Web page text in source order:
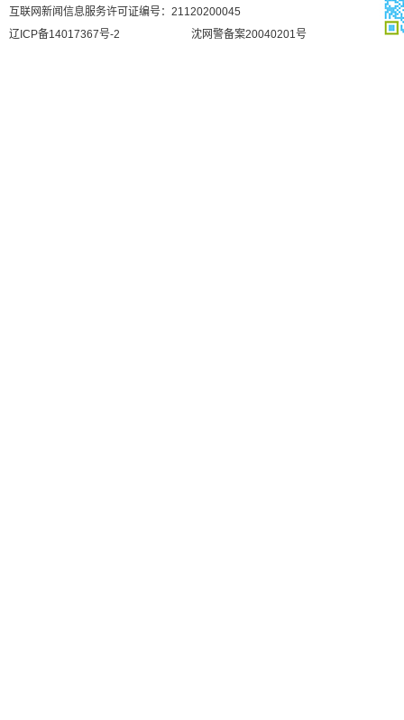
互联网新闻信息服务许可证编号：21120200045
辽ICP备14017367号-2
沈网警备案20040201号